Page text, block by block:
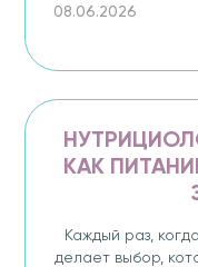
08.06.2026
КАК
Каждый раз,
делает выбор,